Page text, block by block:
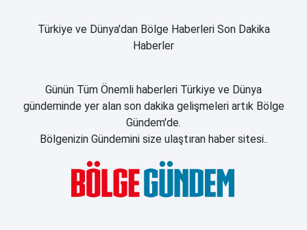
Türkiye ve Dünya'dan Bölge Haberleri Son Dakika
Haberler
Günün Tüm Önemli haberleri Türkiye ve Dünya
gündeminde yer alan son dakika gelişmeleri artık Bölge
Gündem'de.
Bölgenizin Gündemini size ulaştıran haber sitesi..